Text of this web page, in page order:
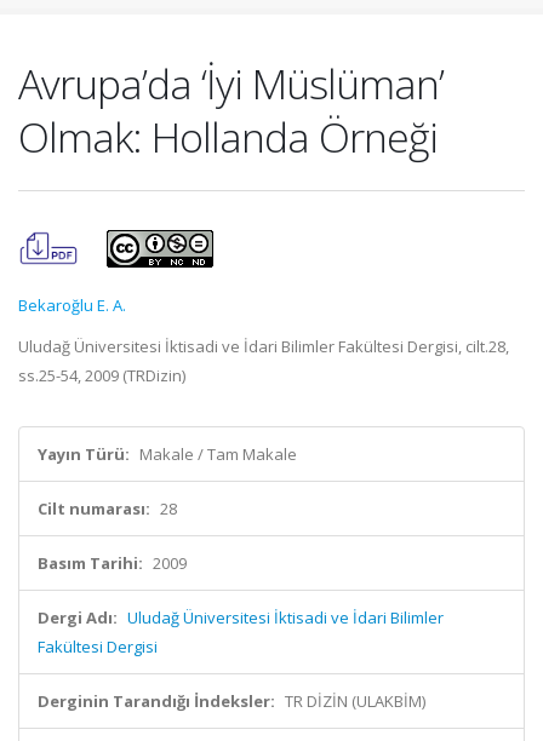
Avrupa’da ‘İyi Müslüman’
Olmak: Hollanda Örneği
Bekaroğlu E. A.
Uludağ Üniversitesi İktisadi ve İdari Bilimler Fakültesi Dergisi, cilt.28,
ss.25-54, 2009 (TRDizin)
Yayın Türü: Makale / Tam Makale
Cilt numarası: 28
Basım Tarihi: 2009
Dergi Adı: Uludağ Üniversitesi İktisadi ve İdari Bilimler
Fakültesi Dergisi
Derginin Tarandığı İndeksler: TR DİZİN (ULAKBİM)